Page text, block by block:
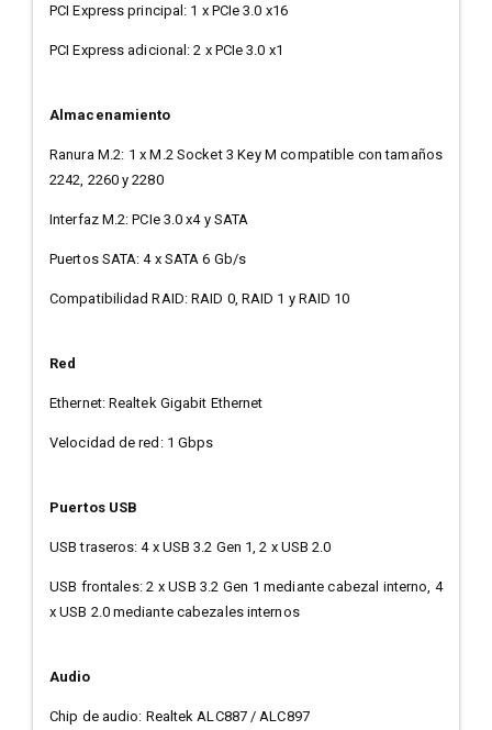
PCI Express principal: 1 x PCIe 3.0 x16
PCI Express adicional: 2 x PCIe 3.0 x1
Almacenamiento
Ranura M.2: 1 x M.2 Socket 3 Key M compatible con tamaños
2242, 2260 y 2280
Interfaz M.2: PCIe 3.0 x4 y SATA
Puertos SATA: 4 x SATA 6 Gb/s
Compatibilidad RAID: RAID 0, RAID 1 y RAID 10
Red
Ethernet: Realtek Gigabit Ethernet
Velocidad de red: 1 Gbps
Puertos USB
USB traseros: 4 x USB 3.2 Gen 1, 2 x USB 2.0
USB frontales: 2 x USB 3.2 Gen 1 mediante cabezal interno, 4
x USB 2.0 mediante cabezales internos
Audio
Chip de audio: Realtek ALC887 / ALC897